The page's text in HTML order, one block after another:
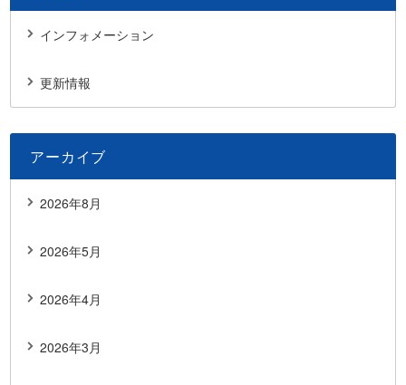
インフォメーション
更新情報
アーカイブ
2026年8月
2026年5月
2026年4月
2026年3月